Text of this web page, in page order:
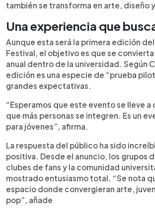
también se transforma en arte, diseño
Una experiencia que
Aunque esta será la primera edición
Festival, el objetivo es que se
anual dentro de la universidad. Según
edición es una especie de “prueba
grandes expectativas.
“Esperamos que este evento se lleve a
que más personas se integren. Es un
para jóvenes”, afirma.
La respuesta del público ha sido
positiva. Desde el anuncio, los grupos
clubes de fans y la comunidad
mostrado entusiasmo total. “Se nota
espacio donde convergieran arte,
pop”, añade